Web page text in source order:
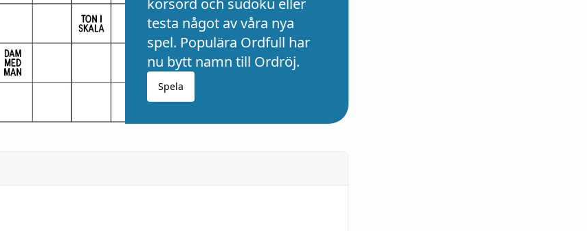
korsord och sudoku eller
testa något av våra nya
spel. Populära Ordfull har
nu bytt namn till Ordröj.
Spela